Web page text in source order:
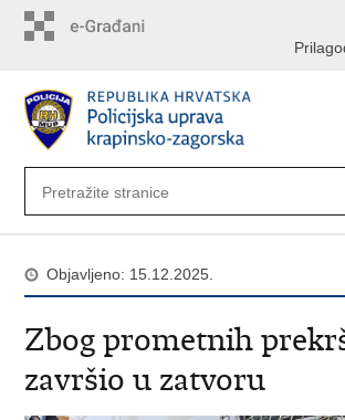
Objavljeno: 15.12.2025.
Zbog prometnih
završio u zatvoru